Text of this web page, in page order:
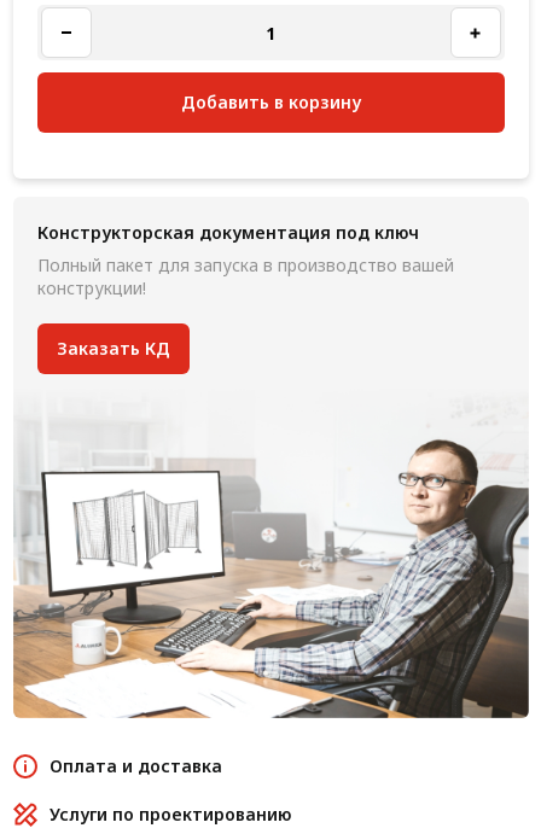
Добавить в корзину
Конструкторская документация под ключ
Полный пакет для запуска в производство вашей
конструкции!
Заказать КД
Оплата и доставка
Услуги по проектированию